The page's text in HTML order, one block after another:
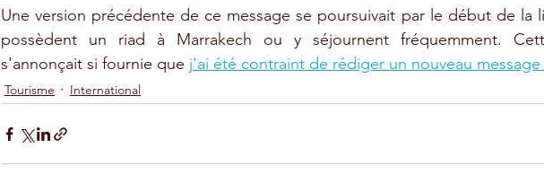
Une version précédente de ce message se poursuivait par le début de la
possèdent un riad à Marrakech ou y séjournent fréquemment.
s'annonçait si fournie que j'ai été contraint de rédiger un nouveau
Tourisme International